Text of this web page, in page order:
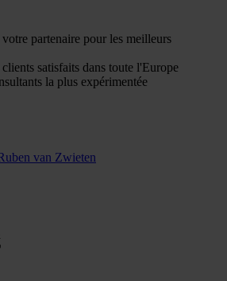
partenaire pour les meilleurs
satisfaits dans toute l'Europe
la plus expérimentée
van Zwieten